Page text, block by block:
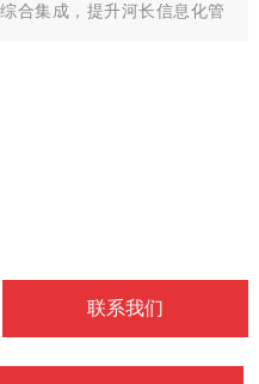
合集成，提升河长信息化管
联系我们